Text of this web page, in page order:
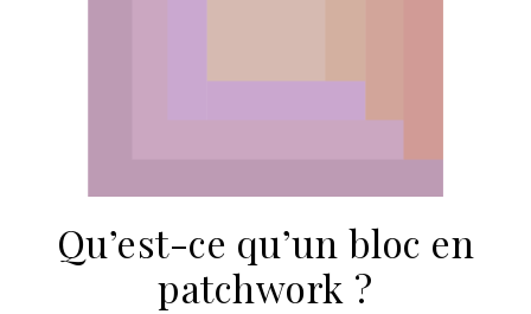
Qu’est-ce qu’un bloc en
patchwork ?